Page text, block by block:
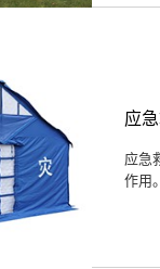
应
应急
作用